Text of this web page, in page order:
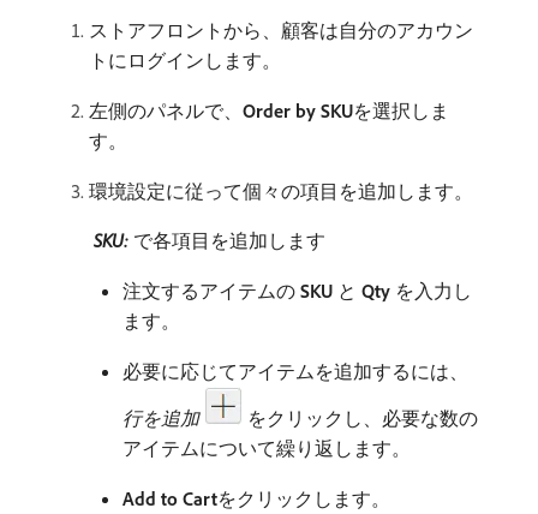
ストアフロントから、顧客は自分のアカウン
トにログインします。
左側のパネルで、 Order by SKU​を選択しま
す。
環境設定に従って個々の項目を追加します。
SKU: ​で各項目を追加します
注文するアイテムの​ SKU ​と​ Qty ​を入力し
ます。
必要に応じてアイテムを追加するには、
行を追加
をクリックし、必要な数の
アイテムについて繰り返します。
Add to Cart​をクリックします。